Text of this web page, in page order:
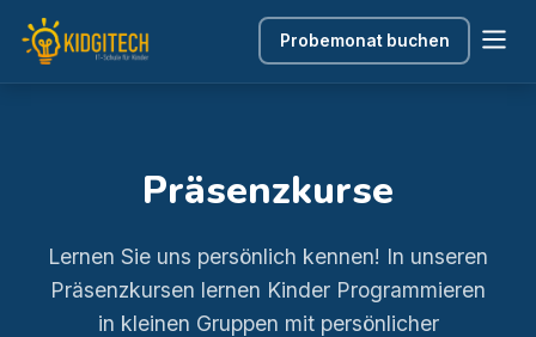
Probemonat buchen
Präsenzkurse
Lernen Sie uns persönlich kennen! In unseren
Präsenzkursen lernen Kinder Programmieren
in kleinen Gruppen mit persönlicher